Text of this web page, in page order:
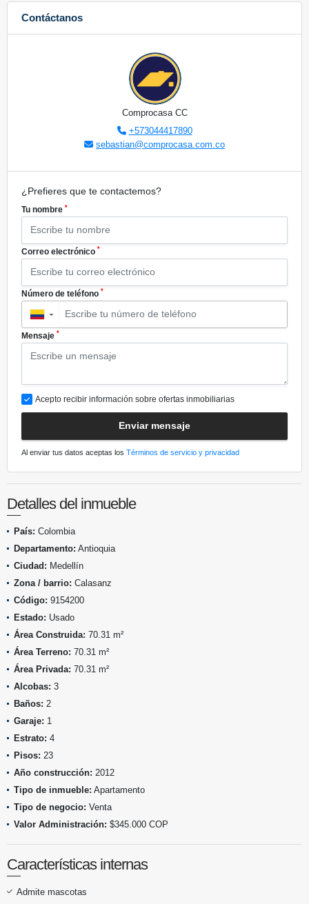
Contáctanos
Comprocasa CC
+573044417890
sebastian@comprocasa.com.co
¿Prefieres que te contactemos?
Tu nombre *
Correo electrónico *
Número de teléfono *
▼
Mensaje *
Acepto recibir información sobre ofertas inmobiliarias
Enviar mensaje
Al enviar tus datos aceptas los Términos de servicio y privacidad
Detalles del inmueble
País: Colombia
Departamento: Antioquia
Ciudad: Medellín
Zona / barrio: Calasanz
Código: 9154200
Estado: Usado
Área Construida: 70.31 m²
Área Terreno: 70.31 m²
Área Privada: 70.31 m²
Alcobas: 3
Baños: 2
Garaje: 1
Estrato: 4
Pisos: 23
Año construcción: 2012
Tipo de inmueble: Apartamento
Tipo de negocio: Venta
Valor Administración: $345.000 COP
Características internas
Admite mascotas